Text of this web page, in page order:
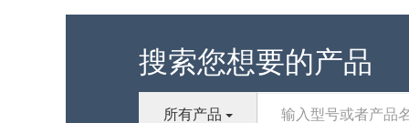
搜索您想要的产品
所有产品